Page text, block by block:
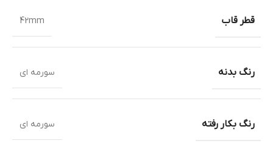
قطر قاب 42mm
رنگ بدنه سورمه ای
رنگ بکار رفته سورمه ای